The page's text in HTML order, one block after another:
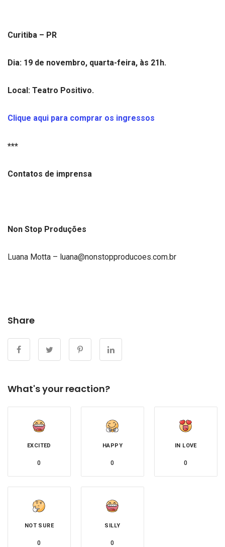
Curitiba – PR
Dia: 19 de novembro, quarta-feira, às 21h.
Local: Teatro Positivo.
Clique aqui para comprar os ingressos
***
Contatos de imprensa
Non Stop Produções
Luana Motta – luana@nonstopproducoes.com.br
Share
What's your reaction?
EXCITED
0
HAPPY
0
IN LOVE
0
NOT SURE
0
SILLY
0